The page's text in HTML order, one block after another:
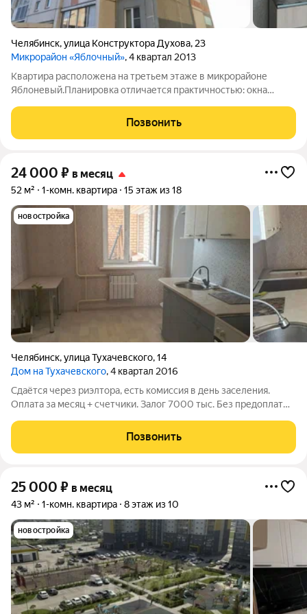
Челябинск,улица Конструктора Духова, 23
Микрорайон «Яблочный», 4 квартал 2013
Квартира расположена на третьем этаже в микрорайоне
Яблоневый.Планировка отличается практичностью: окна
естественное освещение в течение всего дня и эффективное
проветривание. Объект полностью
Позвонить
24 000 ₽ в месяц
52 м² 1-комн. квартира 15 этаж из 18
новостройка
Челябинск,улица Тухачевского,14
Дом на Тухачевского, 4 квартал 2016
Сдаётся через риэлтора, есть комиссия в день заселения.
Оплата за месяц + счетчики. Залог 7000 тыс. Без предоплаты.
свежий и опрятный вид. В комнатах и на кухне есть
необходимая мебель, что
Позвонить
25 000 ₽ в месяц
43 м² 1-комн. квартира 8 этаж из 10
новостройка